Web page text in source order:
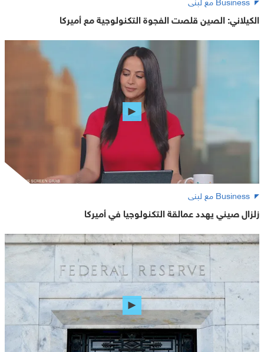
الكيلاني: الصين قلصت الفجوة التكنولوجية مع أميركا
Business مع لبنى
زلزال صيني يهدد عمالقة التكنولوجيا في أميركا